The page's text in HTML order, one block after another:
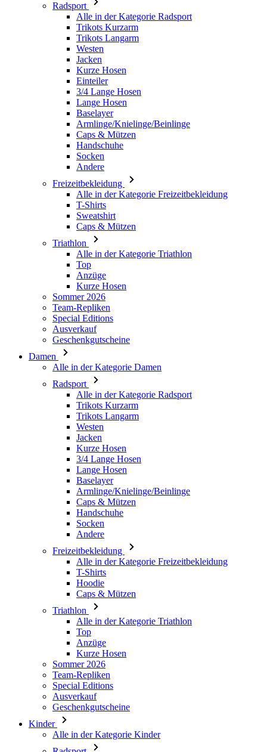
Radsport
Alle in der Kategorie Radsport
Trikots Kurzarm
Trikots Langarm
Westen
Jacken
Kurze Hosen
Einteiler
3/4 Lange Hosen
Lange Hosen
Baselayer
Armlinge/Knielinge/Beinlinge
Caps & Mützen
Handschuhe
Socken
Andere
Freizeitbekleidung
Alle in der Kategorie Freizeitbekleidung
T-Shirts
Sweatshirt
Caps & Mützen
Triathlon
Alle in der Kategorie Triathlon
Top
Anzüge
Kurze Hosen
Sommer 2026
Team-Repliken
Special Editions
Ausverkauf
Geschenkgutscheine
Damen
Alle in der Kategorie Damen
Radsport
Alle in der Kategorie Radsport
Trikots Kurzarm
Trikots Langarm
Westen
Jacken
Kurze Hosen
3/4 Lange Hosen
Lange Hosen
Baselayer
Armlinge/Knielinge/Beinlinge
Caps & Mützen
Handschuhe
Socken
Andere
Freizeitbekleidung
Alle in der Kategorie Freizeitbekleidung
T-Shirts
Hoodie
Caps & Mützen
Triathlon
Alle in der Kategorie Triathlon
Top
Anzüge
Kurze Hosen
Sommer 2026
Team-Repliken
Special Editions
Ausverkauf
Geschenkgutscheine
Kinder
Alle in der Kategorie Kinder